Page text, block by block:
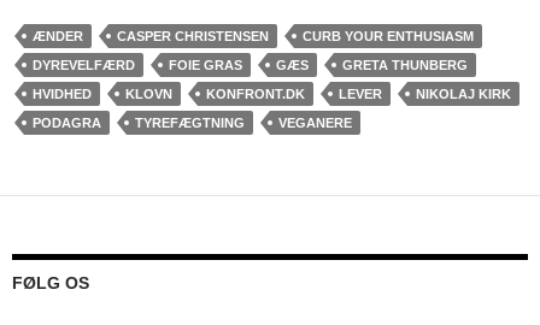
ÆNDER CASPER CHRISTENSEN
CURB YOUR ENTHUSIASM
DYREVELFÆRD
FOIE GRAS GÆS
GRETA THUNBERG
HVIDHED
KLOVN KONFRONT.DK LEVER
NIKOLAJ KIRK
PODAGRA
TYREFÆGTNING VEGANERE
FØLG OS